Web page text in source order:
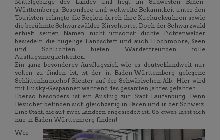
Mittelgebirge des Landes und liegt im Südwesten Baden-
Württembergs. Besondere und weltweite Bekanntheit unter den
Touristen erlangte die Region durch ihre Kuckucksuhren sowie
die berühmte Schwarzwälder-Kirschtorte. Doch der Schwarzwald
erhielt seinen Namen nicht umsonst: dichte Fichtenwälder
besiedeln die hügelige Landschaft und auch Hochmoore, Seen
und Schluchten bieten Wanderfreunden tolle
Ausflugsmöglichkeiten.
Ein ganz besonderes Ausflugsziel, wie es deutschlandweit nur
selten zu finden ist, ist der in Baden-Württemberg gelegene
Schlittenhundehof Richter auf der Schwäbischen Alb. Hier wird
mit Husky-Gespannen während des gesamten Jahres gefahren.
Ebenso besonders ist ein Ausflug zur Stadt Laufenburg. Denn
Besucher befinden sich gleichzeitig in Baden und in der Schweiz.
Eine Stadt, die auf zwei Ländern angesiedelt ist. So etwas lässt sich
nur in Baden-Württemberg finden!
Wer